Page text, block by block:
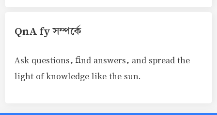
QnA fy সম্পর্কে
Ask questions, find answers, and spread the
light of knowledge like the sun.